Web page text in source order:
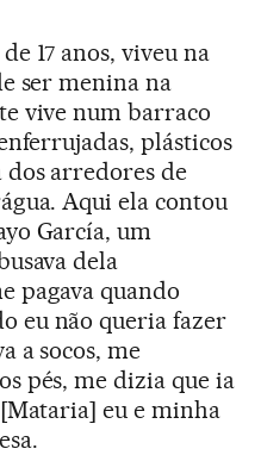
17 anos, viveu na
ser menina na
vive num barraco
plásticos
dos arredores de
Aqui ela contou
García, um
dela
pagava quando
eu não queria fazer
a socos, me
pés, me dizia que ia
eu e minha